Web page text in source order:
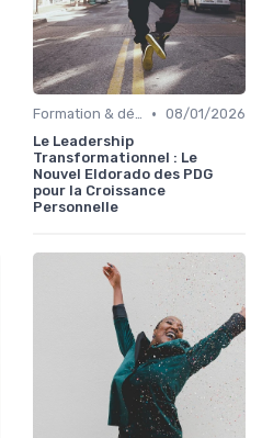
Formation & développement du leadership • 08/01/2026
Le Leadership
Transformationnel : Le
Nouvel Eldorado des PDG
pour la Croissance
Personnelle